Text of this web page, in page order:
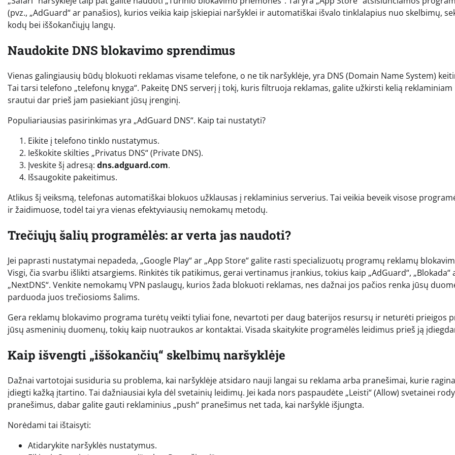
(pvz., „AdGuard“ ar panašios), kurios veikia kaip įskiepiai naršyklei ir automatiškai išvalo tinklalapius nuo skelbimų,
kodų bei iššokančiųjų langų.
Naudokite DNS blokavimo sprendimus
Vienas galingiausių būdų blokuoti reklamas visame telefone, o ne tik naršyklėje, yra DNS (Domain Name System)
Tai tarsi telefono „telefonų knyga“. Pakeitę DNS serverį į tokį, kuris filtruoja reklamas, galite užkirsti kelią reklaminiam
srautui dar prieš jam pasiekiant jūsų įrenginį.
Populiariausias pasirinkimas yra „AdGuard DNS“. Kaip tai nustatyti?
Eikite į telefono tinklo nustatymus.
Ieškokite skilties „Privatus DNS“ (Private DNS).
Įveskite šį adresą: dns.adguard.com.
Išsaugokite pakeitimus.
Atlikus šį veiksmą, telefonas automatiškai blokuos užklausas į reklaminius serverius. Tai veikia beveik visose
ir žaidimuose, todėl tai yra vienas efektyviausių nemokamų metodų.
Trečiųjų šalių programėlės: ar verta jas naudoti?
Jei paprasti nustatymai nepadeda, „Google Play“ ar „App Store“ galite rasti specializuotų programų reklamų
Visgi, čia svarbu išlikti atsargiems. Rinkitės tik patikimus, gerai vertinamus įrankius, tokius kaip „AdGuard“, „Blokada“
„NextDNS“. Venkite nemokamų VPN paslaugų, kurios žada blokuoti reklamas, nes dažnai jos pačios renka jūsų
parduoda juos trečiosioms šalims.
Gera reklamų blokavimo programa turėtų veikti tyliai fone, nevartoti per daug baterijos resursų ir neturėti prieigos
jūsų asmeninių duomenų, tokių kaip nuotraukos ar kontaktai. Visada skaitykite programėlės leidimus prieš ją
Kaip išvengti „iššokančių“ skelbimų naršyklėje
Dažnai vartotojai susiduria su problema, kai naršyklėje atsidaro nauji langai su reklama arba pranešimai, kurie ragina
įdiegti kažką įtartino. Tai dažniausiai kyla dėl svetainių leidimų. Jei kada nors paspaudėte „Leisti“ (Allow) svetainei
pranešimus, dabar galite gauti reklaminius „push“ pranešimus net tada, kai naršyklė išjungta.
Norėdami tai ištaisyti:
Atidarykite naršyklės nustatymus.